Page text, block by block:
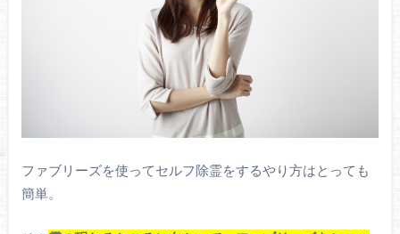
ファブリーズを使ってセルフ除霊をするやり方はとっても
簡単。